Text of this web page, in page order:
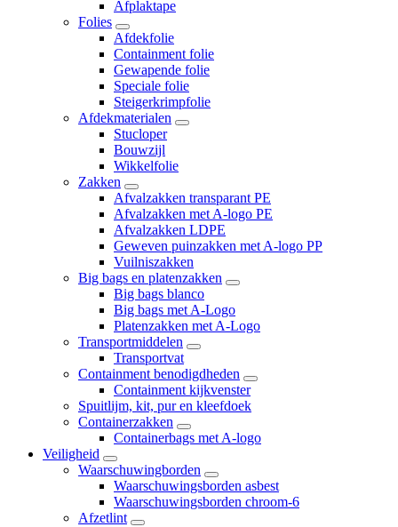
Afplaktape
Folies
Afdekfolie
Containment folie
Gewapende folie
Speciale folie
Steigerkrimpfolie
Afdekmaterialen
Stucloper
Bouwzijl
Wikkelfolie
Zakken
Afvalzakken transparant PE
Afvalzakken met A-logo PE
Afvalzakken LDPE
Geweven puinzakken met A-logo PP
Vuilniszakken
Big bags en platenzakken
Big bags blanco
Big bags met A-Logo
Platenzakken met A-Logo
Transportmiddelen
Transportvat
Containment benodigdheden
Containment kijkvenster
Spuitlijm, kit, pur en kleefdoek
Containerzakken
Containerbags met A-logo
Veiligheid
Waarschuwingborden
Waarschuwingsborden asbest
Waarschuwingsborden chroom-6
Afzetlint